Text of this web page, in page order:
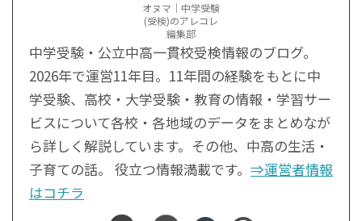
オヌマ｜中学受験
(受検)のアレコレ
編集部
中学受験・公立中高一貫校受検情報のブログ。
2026年で運営11年目。11年間の経験をもとに中
学受験、高校・大学受験・教育の情報・学習サー
ビスについて各校・各地域のデータをまとめなが
ら詳しく解説しています。その他、中高の生活・
子育ての話。 役立つ情報満載です。 ⇒運営者情報
はコチラ